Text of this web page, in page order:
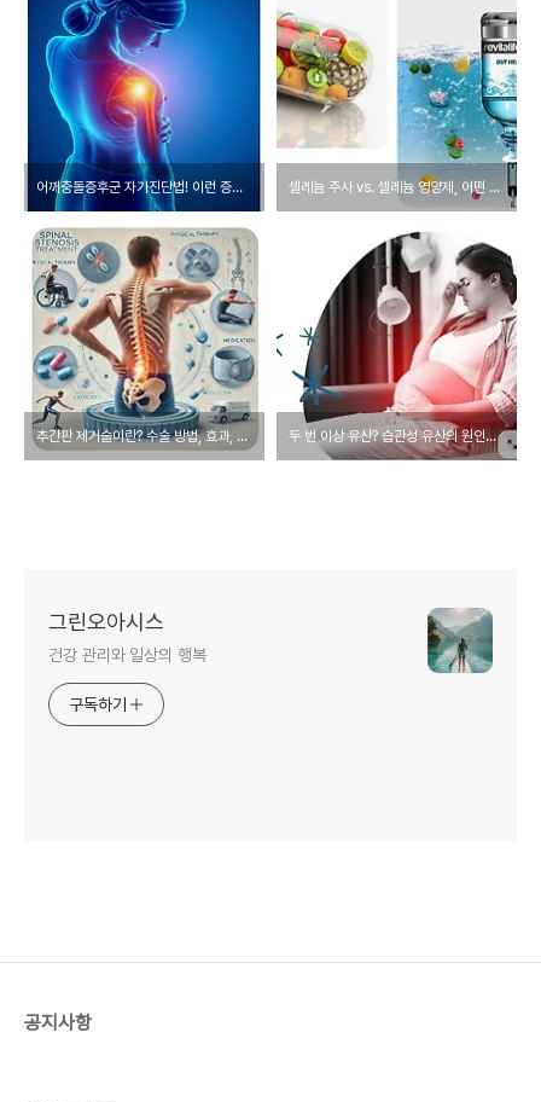
어깨충돌증후군 자가진단법! 이런 증상이 있다면 치료해야 한다 셀레늄 주사 vs. 셀레늄 영양제, 어떤 게 더 좋을까?
추간판 제거술이란? 수술 방법, 효과, 회복과 간호 두 번 이상 유산? 습관성 유산의 원인과 예방, 치료 방법
그린오아시스
건강 관리와 일상의 행복
구독하기
공지사항